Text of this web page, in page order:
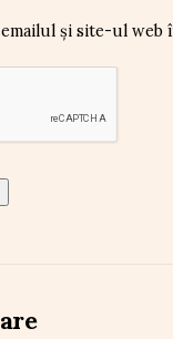
emailul și site-ul